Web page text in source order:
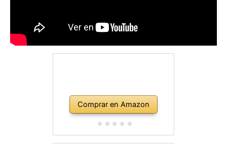
Comprar en Amazon